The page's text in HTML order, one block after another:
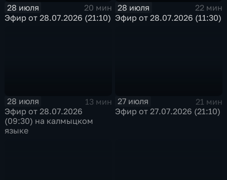
28 июля
20 мин
Эфир от 28.07.2026 (21:10)
28 июля
22 мин
Эфир от 28.07.2026 (11:30)
28 июля
13 мин
Эфир от 28.07.2026
(09:30) на калмыцком
языке
27 июля
21 мин
Эфир от 27.07.2026 (21:10)